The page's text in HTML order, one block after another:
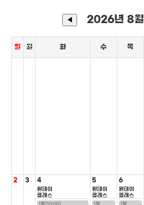
◀ 2026년 8월
일 월 화 수 목
2 3 4
원데이
클래스
1부(10:00)
5
원데이
클래스
1부
6
원데이
클래스
1부